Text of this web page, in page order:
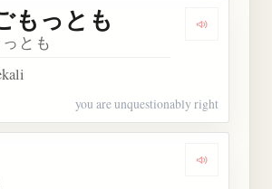
Dengarkan
もっとも
とも
you are unquestionably right
Dengarkan